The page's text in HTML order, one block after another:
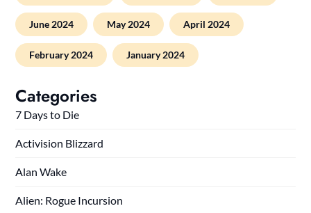
June 2024 May 2024 April 2024
February 2024 January 2024
Categories
7 Days to Die
Activision Blizzard
Alan Wake
Alien: Rogue Incursion